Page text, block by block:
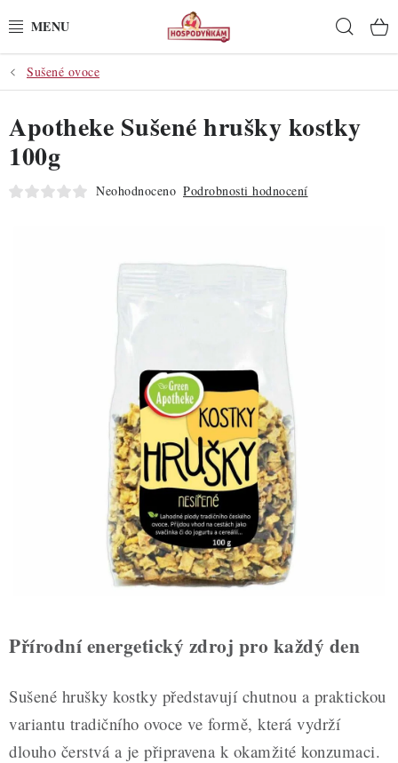
na
POTŘEBY
POMŮCKY
SUROVINY
ZDRAVÉ PEČENÍ
DÁRKOVÉ POUKAZY
TÉMATICKÉ PRODUKTY
Hodnocení obchodu
Blog
Moje objednávka
Sušené ovoce
Přírodní energetický zdroj pro každý den
Sušené hrušky kostky představují chutnou a praktickou
variantu tradičního ovoce ve formě, která vydrží
dlouho čerstvá a je připravena k okamžité konzumaci.
Apotheke Sušené hrušky kostky
100g
Neohodnoceno Podrobnosti hodnocení